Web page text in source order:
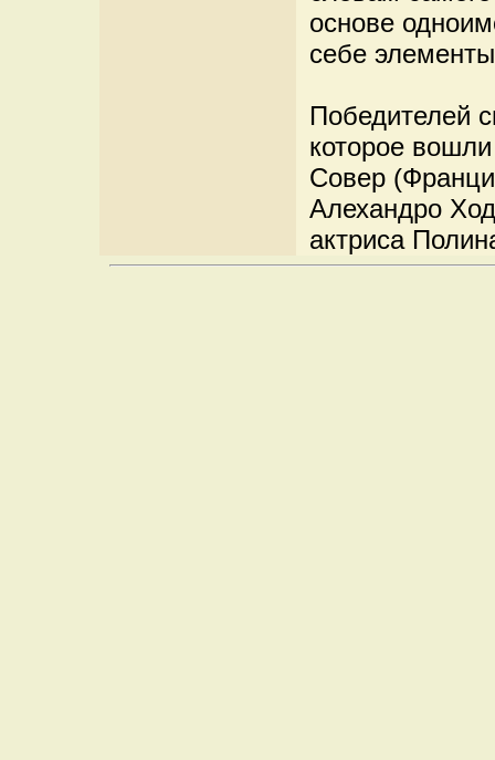
основе
себе
Победителей
которое
Совер
Алехандро
актриса